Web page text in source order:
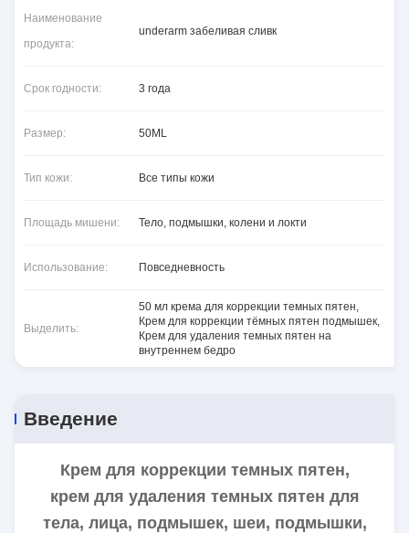
Наименование
продукта:
underarm забеливая сливк
Срок годности: 3 года
Размер: 50ML
Тип кожи: Все типы кожи
Площадь мишени: Тело, подмышки, колени и локти
Использование: Повседневность
Выделить:
50 мл крема для коррекции темных пятен,
Крем для коррекции тёмных пятен подмышек,
Крем для удаления темных пятен на
внутреннем бедро
Введение
Крем для коррекции темных пятен,
крем для удаления темных пятен для
тела, лица, подмышек, шеи, подмышки,